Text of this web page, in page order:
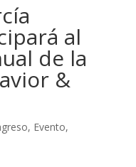
al
de la
&
, Evento,